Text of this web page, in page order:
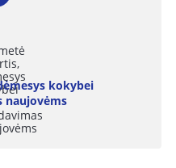
kokybei
naujovėms